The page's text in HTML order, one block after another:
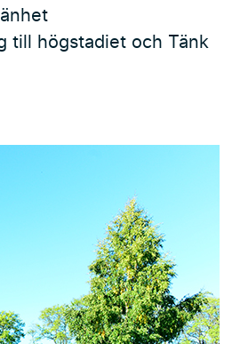
till högstadiet och Tänk